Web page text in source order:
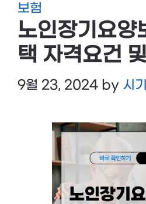
보험
노인장기요양
택 자격요건
9월 23, 2024 by 시